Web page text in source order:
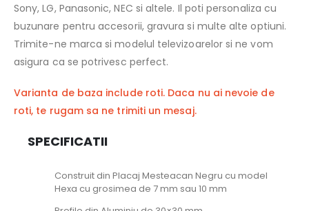
Sony, LG, Panasonic, NEC si altele. Il poti personaliza cu
buzunare pentru accesorii, gravura si multe alte optiuni.
Trimite-ne marca si modelul televizoarelor si ne vom
asigura ca se potrivesc perfect.
Varianta de baza include roti. Daca nu ai nevoie de
roti, te rugam sa ne trimiti un mesaj.
SPECIFICATII
Construit din Placaj Mesteacan Negru cu model
Hexa cu grosimea de 7 mm sau 10 mm